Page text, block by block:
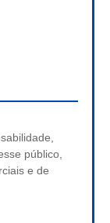
público,
e de